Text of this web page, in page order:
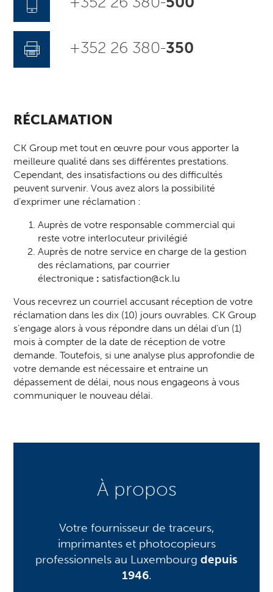
+352 26 380-350
RÉCLAMATION
CK Group met tout en œuvre pour vous apporter la
meilleure qualité dans ses différentes prestations.
Cependant, des insatisfactions ou des difficultés
peuvent survenir. Vous avez alors la possibilité
d’exprimer une réclamation :
Auprès de votre responsable commercial qui
reste votre interlocuteur privilégié
Auprès de notre service en charge de la gestion
des réclamations, par courrier
électronique : satisfaction@ck.lu
Vous recevrez un courriel accusant réception de votre
réclamation dans les dix (10) jours ouvrables. CK Group
s’engage alors à vous répondre dans un délai d’un (1)
mois à compter de la date de réception de votre
demande. Toutefois, si une analyse plus approfondie de
votre demande est nécessaire et entraine un
dépassement de délai, nous nous engageons à vous
communiquer le nouveau délai.
À propos
Votre fournisseur de traceurs,
imprimantes et photocopieurs
professionnels au Luxembourg depuis
1946.